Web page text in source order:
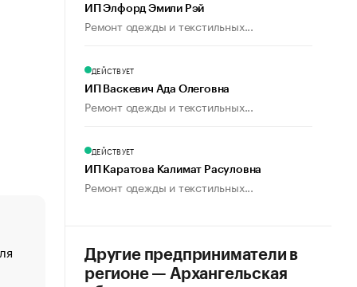
«От спорта тело стареет иначе». Как живет глава
создавшей GTA
ИП Элфорд Эмили Рэй
Ремонт одежды и текстильных...
ДЕЙСТВУЕТ
ИП Васкевич Ада Олеговна
Ремонт одежды и текстильных...
ДЕЙСТВУЕТ
ИП Каратова Калимат Расуловна
Ремонт одежды и текстильных...
Другие предприниматели в
регионе — Архангельская